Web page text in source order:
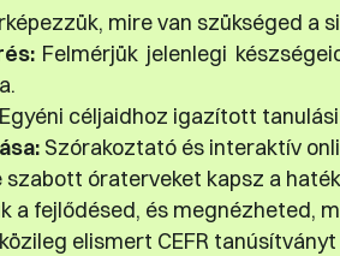
mire van szükséged a
Felmérjük jelenlegi
céljaidhoz igazított
Szórakoztató és interaktív
óraterveket kapsz a
a fejlődésed, és megnézheted,
elismert CEFR tanúsítványt